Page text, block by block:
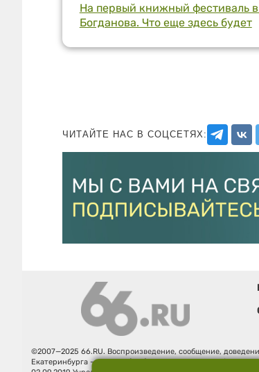
На первый книжный фестиваль
Богданова. Что еще здесь будет
ЧИТАЙТЕ НАС В СОЦСЕТЯХ:
©2007—2025 66.RU. Воспроизведение, сообщение,
Екатеринбурга — «66.ru» (18+) зарегистрировано